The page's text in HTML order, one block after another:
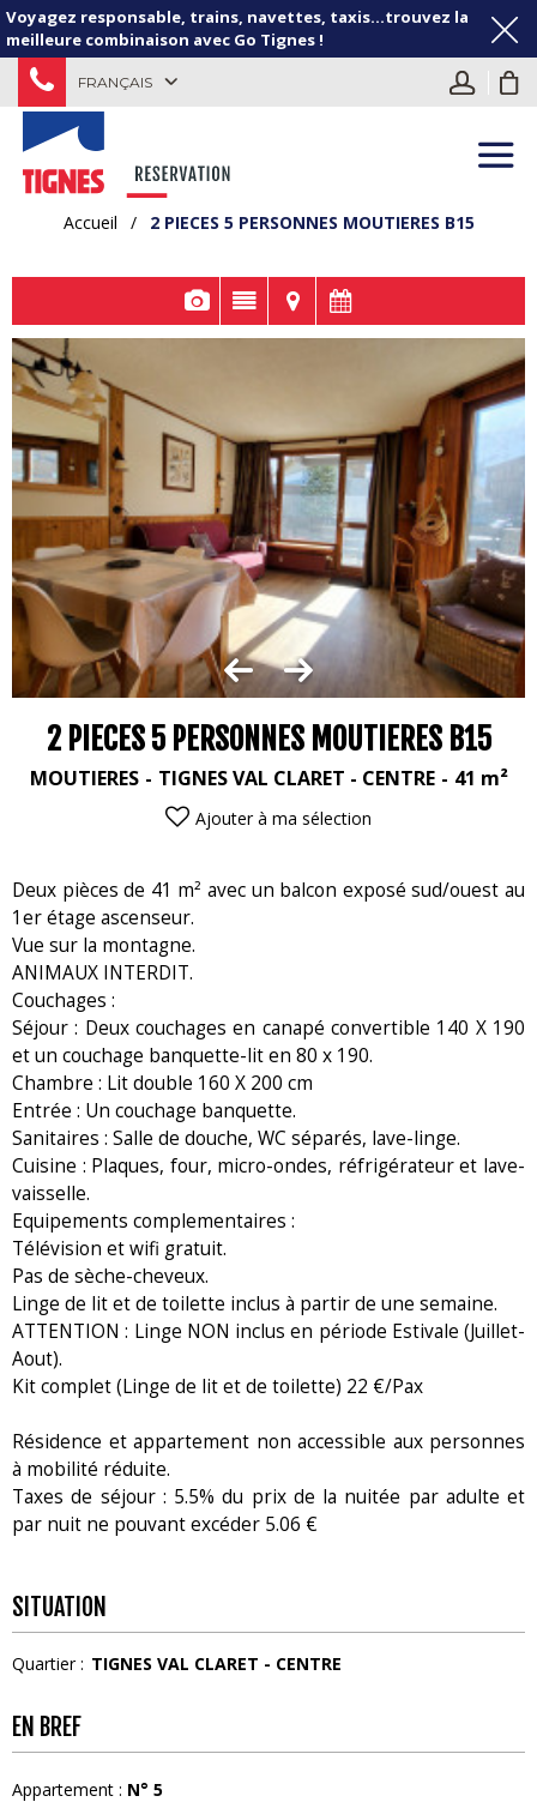
Voyagez responsable, trains, navettes, taxis...trouvez la
meilleure combinaison avec Go Tignes !
FRANÇAIS
Accueil / 2 PIECES 5 PERSONNES MOUTIERES B15
2 PIECES 5 PERSONNES MOUTIERES B15
MOUTIERES TIGNES VAL CLARET - CENTRE 41 m²
Ajouter à ma sélection
Deux pièces de 41 m² avec un balcon exposé sud/ouest au
1er étage ascenseur.
Vue sur la montagne.
ANIMAUX INTERDIT.
Couchages :
Séjour : Deux couchages en canapé convertible 140 X 190
et un couchage banquette-lit en 80 x 190.
Chambre : Lit double 160 X 200 cm
Entrée : Un couchage banquette.
Sanitaires : Salle de douche, WC séparés, lave-linge.
Cuisine : Plaques, four, micro-ondes, réfrigérateur et lave-
vaisselle.
Equipements complementaires :
Télévision et wifi gratuit.
Pas de sèche-cheveux.
Linge de lit et de toilette inclus à partir de une semaine.
ATTENTION : Linge NON inclus en période Estivale (Juillet-
Aout).
Kit complet (Linge de lit et de toilette) 22 €/Pax
Résidence et appartement non accessible aux personnes
à mobilité réduite.
Taxes de séjour : 5.5% du prix de la nuitée par adulte et
par nuit ne pouvant excéder 5.06 €
SITUATION
Quartier : TIGNES VAL CLARET - CENTRE
EN BREF
Appartement : N° 5